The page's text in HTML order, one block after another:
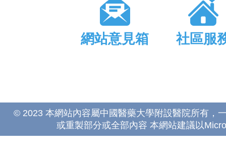
網站意見箱 社區服
© 2023 本網站內容屬中國醫藥大學附設醫院所有，
或重製部分或全部內容 本網站建議以